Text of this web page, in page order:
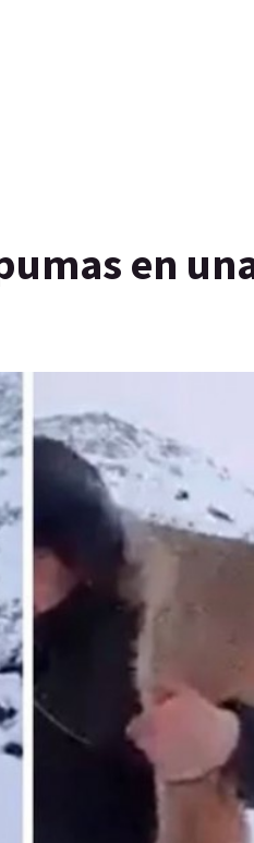
en